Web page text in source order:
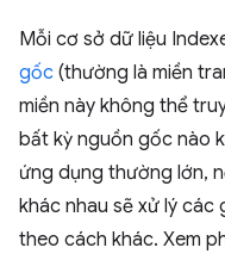
Mỗi cơ sở dữ liệu
gốc (thường là miền
miền này không thể
bất kỳ nguồn gốc nào
ứng dụng thường lớn,
khác nhau sẽ xử lý các
theo cách khác. Xem